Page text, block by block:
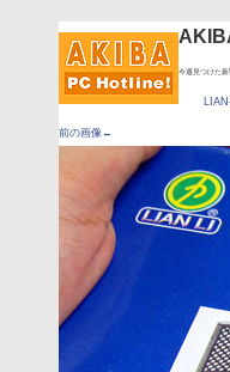
今週見つけた
前の画像←